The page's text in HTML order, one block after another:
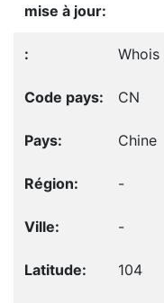
Whois
CN
Chine
-
-
104